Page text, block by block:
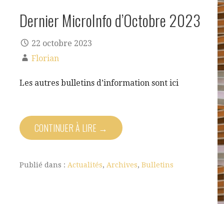
Dernier MicroInfo d’Octobre 2023
22 octobre 2023
Florian
Les autres bulletins d’information sont ici
CONTINUER À LIRE →
Publié dans : Actualités, Archives, Bulletins